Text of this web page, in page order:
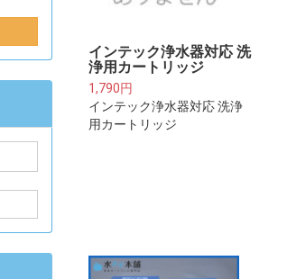
インテック浄水器対応 洗
浄用カートリッジ
1,790円
インテック浄水器対応 洗浄
用カートリッジ